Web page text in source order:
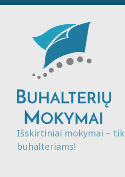
Išskirtiniai mokymai – tik
buhalteriams!